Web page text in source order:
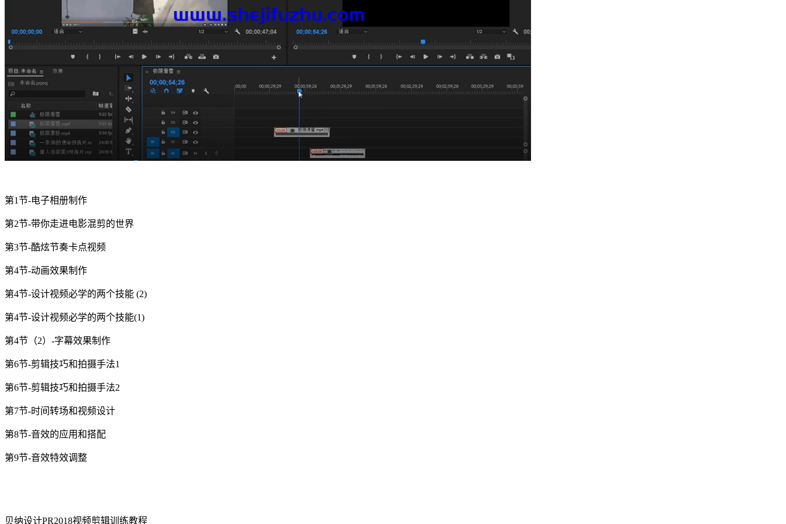
第1节-电子相册制作
第2节-带你走进电影混剪的世界
第3节-酷炫节奏卡点视频
第4节-动画效果制作
第4节-设计视频必学的两个技能 (2)
第4节-设计视频必学的两个技能(1)
第4节（2）-字幕效果制作
第6节-剪辑技巧和拍摄手法1
第6节-剪辑技巧和拍摄手法2
第7节-时间转场和视频设计
第8节-音效的应用和搭配
第9节-音效特效调整
贝纳设计PR2018视频剪辑训练教程